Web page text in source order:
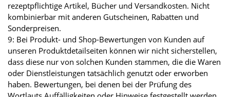
rezeptpflichtige Artikel, Bücher und Versandkosten. Nicht
kombinierbar mit anderen Gutscheinen, Rabatten und
Sonderpreisen.
9: Bei Produkt- und Shop-Bewertungen von Kunden auf
unseren Produktdetailseiten können wir nicht sicherstellen,
dass diese nur von solchen Kunden stammen, die die Waren
oder Dienstleistungen tatsächlich genutzt oder erworben
haben. Bewertungen, bei denen bei der Prüfung des